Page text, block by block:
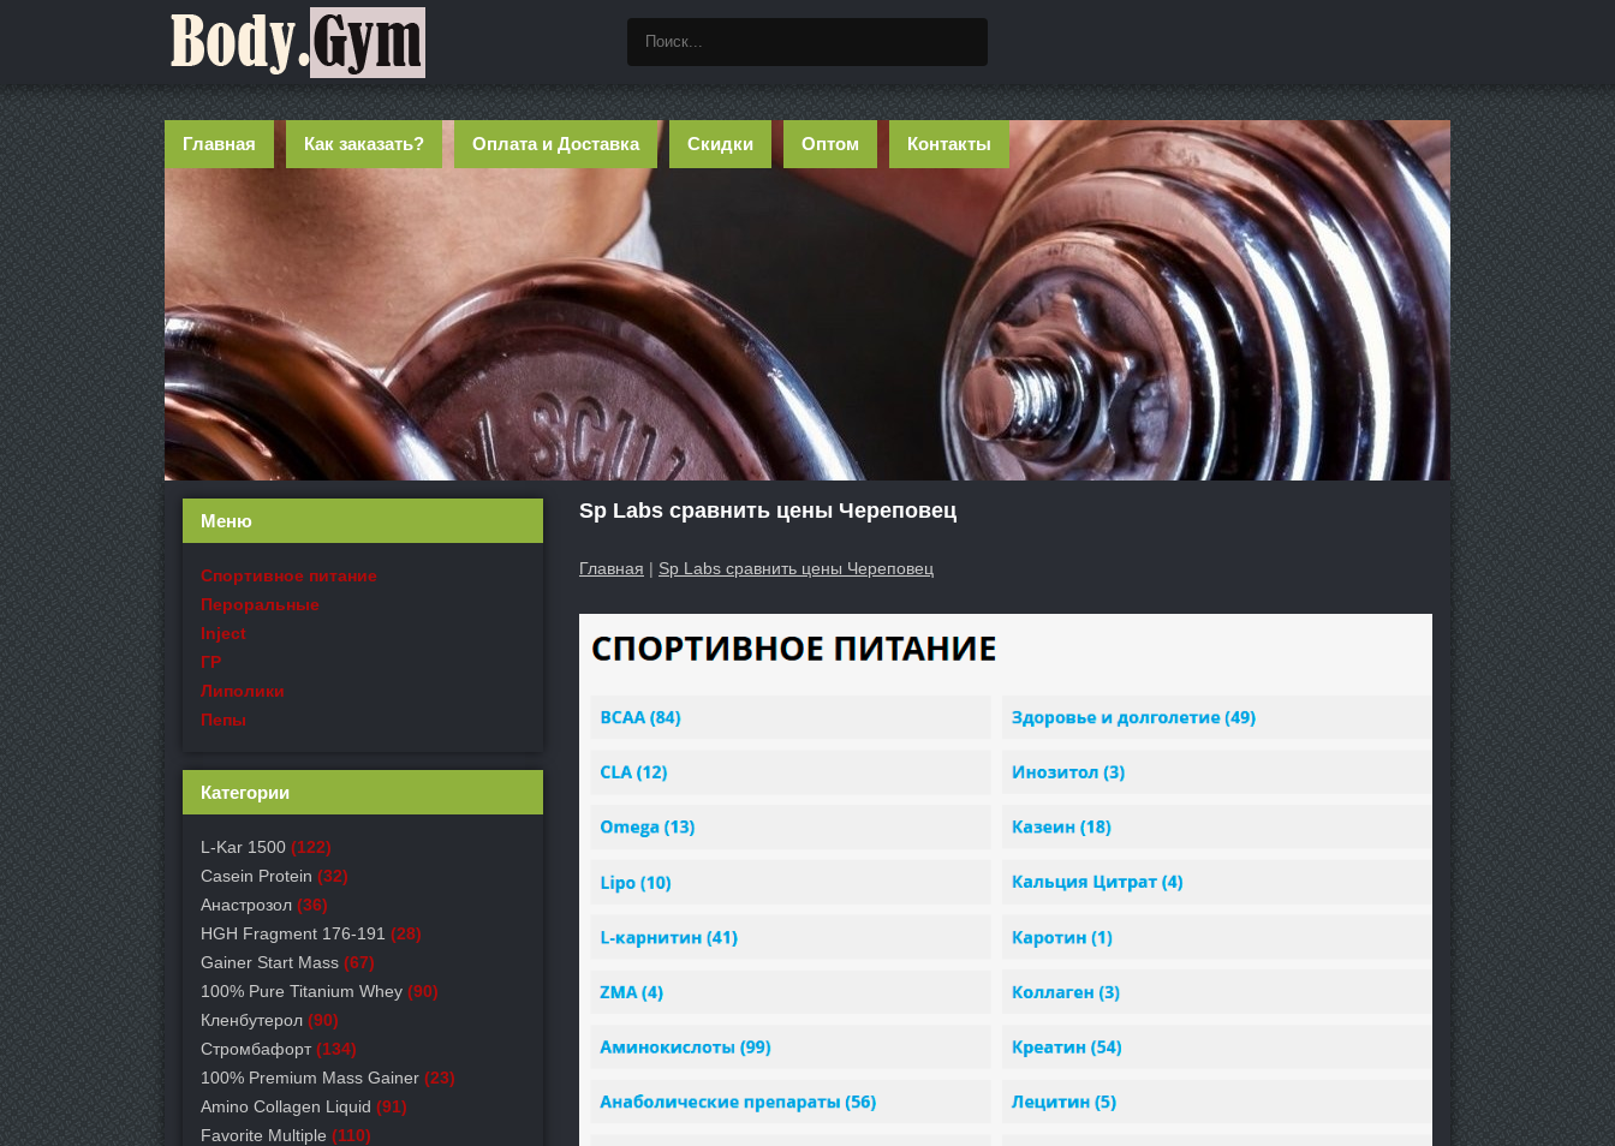
Главная Как заказать? Оплата и Доставка Скидки Оптом Контакты
Sp Labs сравнить цены Череповец
Главная | Sp Labs сравнить цены Череповец
Меню
Спортивное питание
Пероральные
Inject
ГР
Липолики
Пепы
Категории
L-Kar 1500 (122)
Casein Protein (32)
Анастрозол (36)
HGH Fragment 176-191 (28)
Gainer Start Mass (67)
100% Pure Titanium Whey (90)
Кленбутерол (90)
Стромбафорт (134)
100% Premium Mass Gainer (23)
Amino Collagen Liquid (91)
Favorite Multiple (110)